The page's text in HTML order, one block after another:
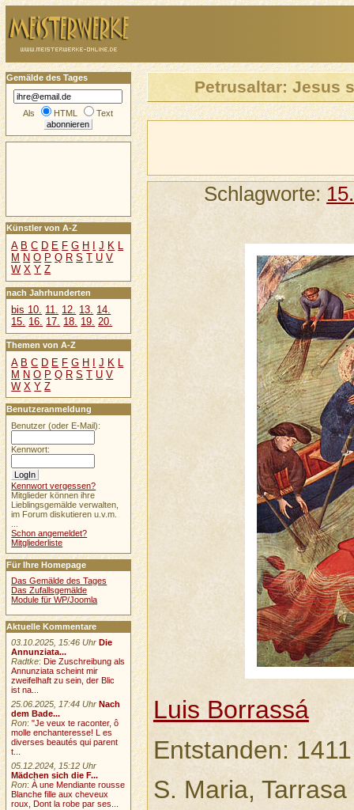
Petrusaltar: Jesus
Schlagworte:
Luis Borrassá
Entstanden: 1411
S. Maria,
Gemälde des Tages
Als HTML Text
Künstler von A-Z
A B C D E F G H J K L
M N O P Q R S T U V
W X Y Z
nach Jahrhunderten
bis 10. 11. 12. 13. 14.
15. 16. 17. 18. 19. 20.
Themen von A-Z
A B C D E F G H I J K L
M N O P Q R S T U V
W X Y Z
Benutzeranmeldung
Benutzer (oder E-Mail):
Kennwort:
Kennwort vergessen?
Mitglieder können ihre
Lieblingsgemälde verwalten,
im Forum diskutieren u.v.m.
Schon angemeldet?
Mitgliederliste
Für Ihre Homepage
Das Gemälde des Tages
Das Zufallsgemälde
Module für WP/Joomla
Aktuelle Kommentare
03.10.2025, 15:46 Uhr Die
Annunziata...
Radtke: Die Zuschreibung als
Annunziata scheint mir
zweifelhaft zu sein, der Blic
ist na...
25.06.2025, 17:44 Uhr Nach
dem Bade...
Ron:"Je veux te raconter, ô
molle enchanteresse! L es
diverses beautés qui parent
t...
05.12.2024, 15:12 Uhr
Mädchen sich die F...
Ron:À une Mendiante rousse
Blanche fille aux cheveux
roux, Dont la robe par ses...